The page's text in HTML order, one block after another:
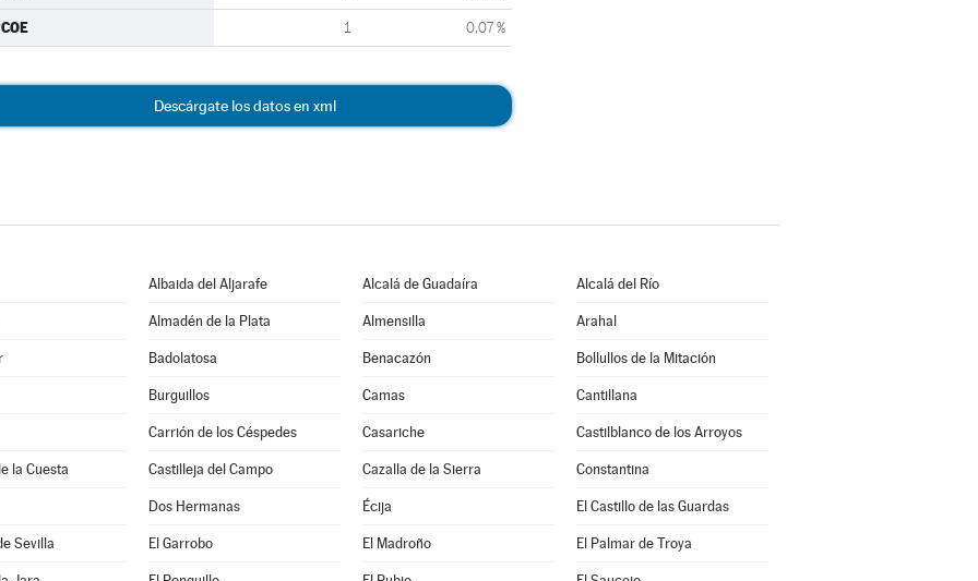
1 0,07 %
Descárgate los datos en xml
Albaida del Aljarafe Alcalá de Guadaíra Alcalá del Río
Almadén de la Plata Almensilla Arahal
Badolatosa Benacazón Bollullos de la Mitación
Burguillos Camas Cantillana
Carrión de los Céspedes Casariche Castilblanco de los Arroyos
la Cuesta Castilleja del Campo Cazalla de la Sierra Constantina
Dos Hermanas Écija El Castillo de las Guardas
Sevilla El Garrobo El Madroño El Palmar de Troya